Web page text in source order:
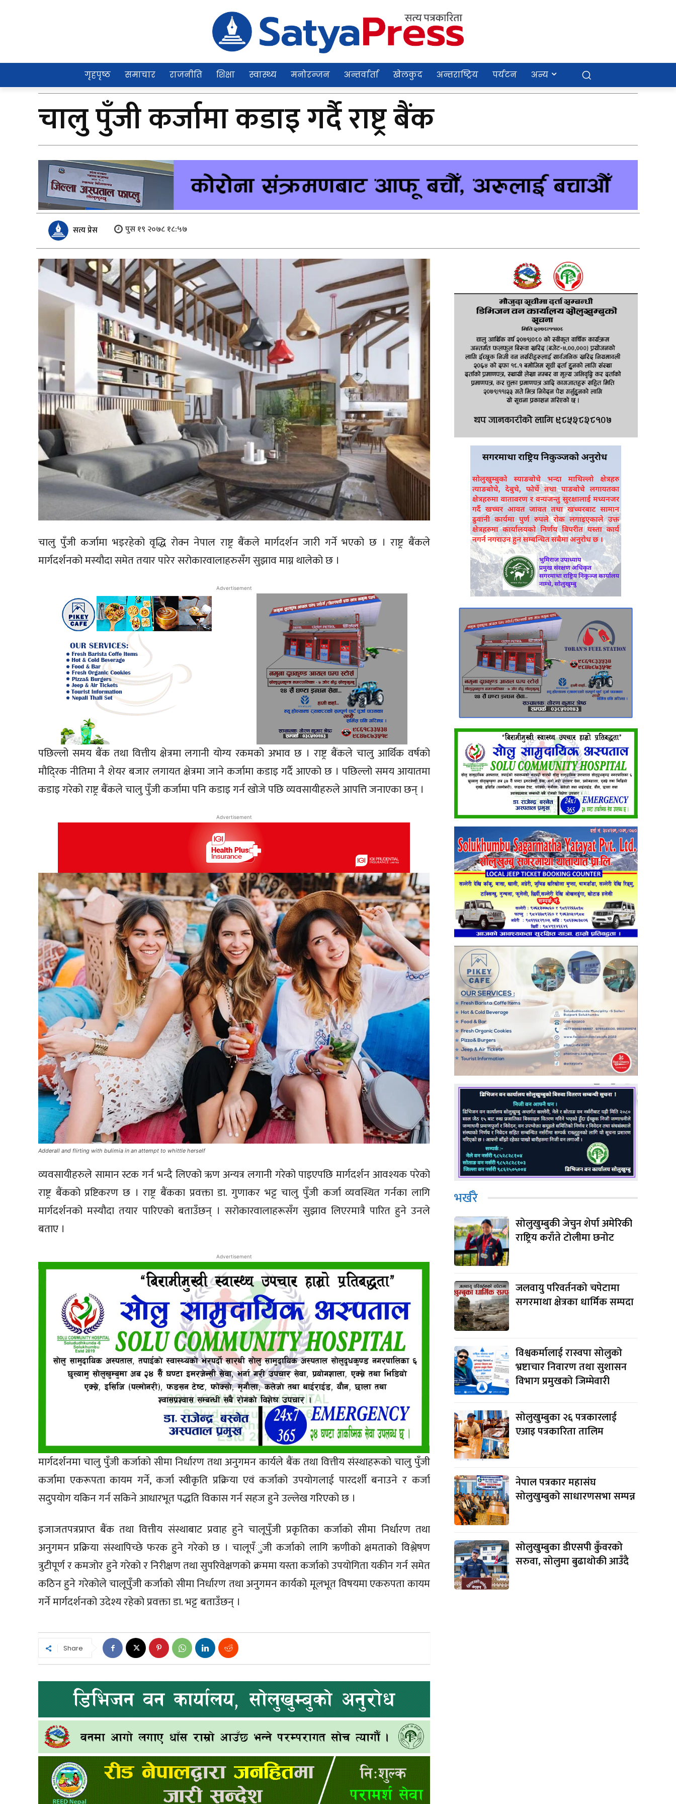
गृहपृष्ठ समाचार राजनीति शिक्षा स्वास्थ्य मनोरन्जन अन्तर्वार्ता खेलकुद अन्तराष्ट्रिय पर्यटन अन्य
चालु पुँजी कर्जामा कडाइ गर्दै राष्ट्र बैंक
सत्य प्रेस पुस १९ २०७८ १८:५७
चालु पुँजी कर्जामा भइरहेको वृद्धि रोक्न नेपाल राष्ट्र बैंकले मार्गदर्शन जारी गर्ने भएको छ । राष्ट्र बैंकले
मार्गदर्शनको मस्यौदा समेत तयार पारेर सरोकारवालाहरुसँग सुझाव माग्न थालेको छ ।
Advertisement
पछिल्लो समय बैंक तथा वित्तीय क्षेत्रमा लगानी योग्य रकमको अभाव छ । राष्ट्र बैंकले चालु आर्थिक वर्षको
मौदि्रक नीतिमा नै शेयर बजार लगायत क्षेत्रमा जाने कर्जामा कडाइ गर्दै आएको छ । पछिल्लो समय आयातमा
कडाइ गरेको राष्ट्र बैंकले चालु पुँजी कर्जामा पनि कडाइ गर्न खोजे पछि व्यवसायीहरुले आपत्ति जनाएका छन् ।
Advertisement
Adderall and flirting with bulimia in an attempt to whittle herself
व्यवसायीहरुले सामान स्टक गर्न भन्दै लिएको ऋण अन्यत्र लगानी गरेको पाइएपछि मार्गदर्शन आवश्यक परेको
राष्ट्र बैंकको प्रष्टिकरण छ । राष्ट्र बैंकका प्रवक्ता डा. गुणाकर भट्ट चालु पुँजी कर्जा व्यवस्थित गर्नका लागि
मार्गदर्शनको मस्यौदा तयार पारिएको बताउँछन् । सरोकारवालाहरूसँग सुझाव लिएरमात्रै पारित हुने उनले
बताए ।
Advertisement
मार्गदर्शनमा चालु पुँजी कर्जाको सीमा निर्धारण तथा अनुगमन कार्यले बैंक तथा वित्तीय संस्थाहरूको चालु पुँजी
कर्जामा एकरूपता कायम गर्ने, कर्जा स्वीकृति प्रक्रिया एवं कर्जाको उपयोगलाई पारदर्शी बनाउने र कर्जा
सदुपयोग यकिन गर्न सकिने आधारभूत पद्धति विकास गर्न सहज हुने उल्लेख गरिएको छ ।
इजाजतपत्रप्राप्त बैंक तथा वित्तीय संस्थाबाट प्रवाह हुने चालूपुँजी प्रकृतिका कर्जाको सीमा निर्धारण तथा
अनुगमन प्रक्रिया संस्थापिच्छे फरक हुने गरेको छ । चालूपँुजी कर्जाको लागि ऋणीको क्षमताको विश्लेषण
त्रुटीपूर्ण र कमजोर हुने गरेको र निरीक्षण तथा सुपरिवेक्षणको क्रममा यस्ता कर्जाको उपयोगिता यकीन गर्न समेत
कठिन हुने गरेकोले चालूपुँजी कर्जाको सीमा निर्धारण तथा अनुगमन कार्यको मूलभूत विषयमा एकरुपता कायम
गर्ने मार्गदर्शनको उदेश्य रहेको प्रवक्ता डा. भट्ट बताउँछन् ।
Share
भर्खरै
सोलुखुम्बुकी जेचुन शेर्पा अमेरिकी
राष्ट्रिय कराँते टोलीमा छनोट
जलवायु परिवर्तनको चपेटामा
सगरमाथा क्षेत्रका धार्मिक सम्पदा
विश्वकर्मालाई रास्वपा सोलुको
भ्रष्टाचार निवारण तथा सुशासन
विभाग प्रमुखको जिम्मेवारी
सोलुखुम्बुका २६ पत्रकारलाई
एआइ पत्रकारिता तालिम
नेपाल पत्रकार महासंघ
सोलुखुम्बुको साधारणसभा सम्पन्न
सोलुखुम्बुका डीएसपी कुँवरको
सरुवा, सोलुमा बुढाथोकी आउँदै